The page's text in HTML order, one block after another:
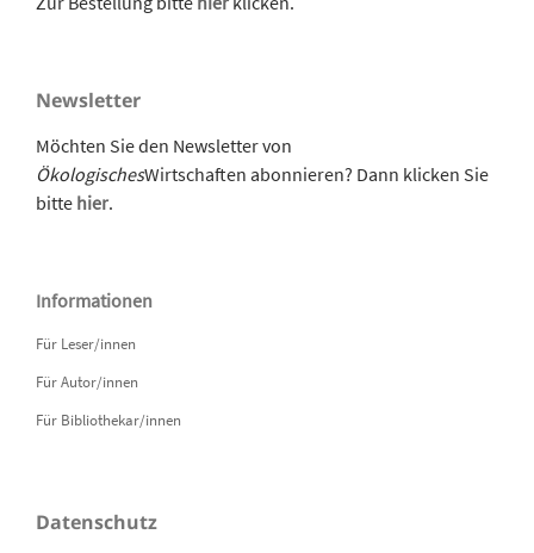
Newsletter
Möchten Sie den Newsletter von
ÖkologischesWirtschaften abonnieren? Dann klicken Sie
bitte hier.
Informationen
Für Leser/innen
Für Autor/innen
Für Bibliothekar/innen
Datenschutz